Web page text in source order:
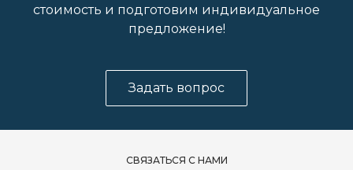
стоимость и подготовим индивидуальное
предложение!
Задать вопрос
СВЯЗАТЬСЯ С НАМИ